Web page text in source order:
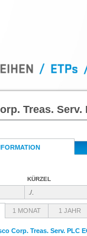
Treas. Serv.
KÜRZEL
./.
1 MONAT 1 JAHR
Corp. Treas. Serv. PLC